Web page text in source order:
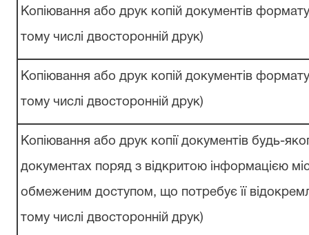
Копіювання або друк копій документів
тому числі двосторонній друк)
Копіювання або друк копій документів
тому числі двосторонній друк)
Копіювання або друк копії документів будь-
документах поряд з відкритою інформацією
обмеженим доступом, що потребує її
тому числі двосторонній друк)